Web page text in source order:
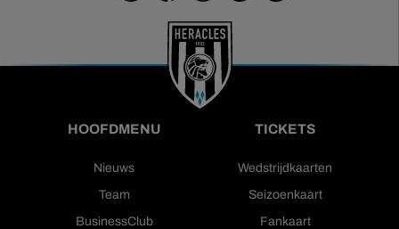
HOOFDMENU
Nieuws
Team
BusinessClub
TICKETS
Wedstrijdkaarten
Seizoenkaart
Fankaart